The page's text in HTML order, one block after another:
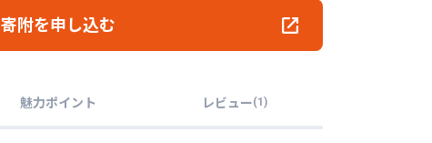
寄附を申し込む
魅力ポイント レビュー(1 )